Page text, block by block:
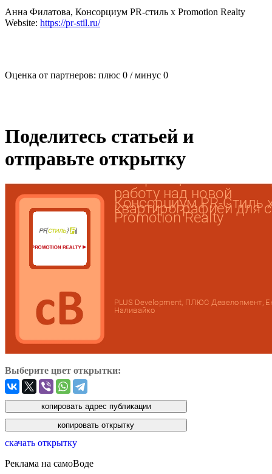
Анна Филатова, Консорциум PR-стиль х Promotion Realty
Website: https://pr-stil.ru/
Оценка от партнеров: плюс 0 / минус 0
Поделитесь статьей и
отправьте открытку
Выберите цвет открытки:
скачать открытку
Реклама на самоВоде